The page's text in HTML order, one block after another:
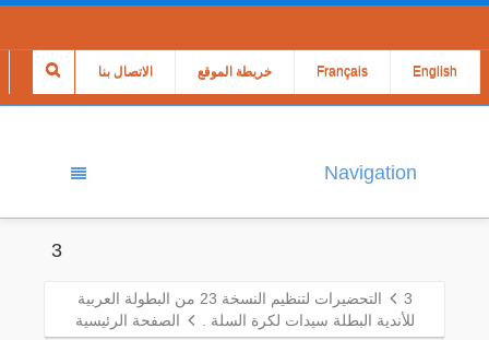
الاتصال بنا خريطة الموقع Français English
Navigation
3
3
التحضيرات لتنظيم النسخة 23 من البطولة العربية
للأندية البطلة سيدات لكرة السلة .
الصفحة الرئيسية